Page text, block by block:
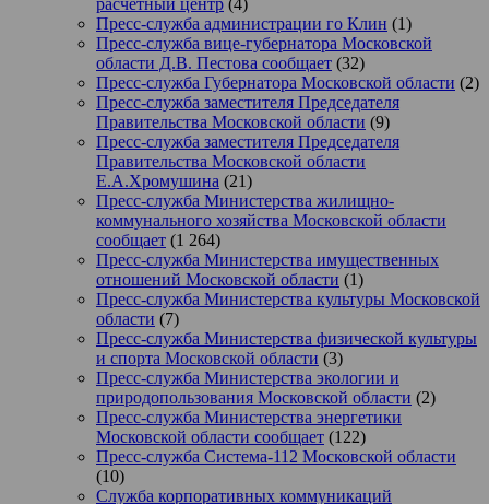
расчетный центр (4)
Пресс-служба администрации го Клин (1)
Пресс-служба вице-губернатора Московской
области Д.В. Пестова сообщает (32)
Пресс-служба Губернатора Московской области (2)
Пресс-служба заместителя Председателя
Правительства Московской области (9)
Пресс-служба заместителя Председателя
Правительства Московской области
Е.А.Хромушина (21)
Пресс-служба Министерства жилищно-
коммунального хозяйства Московской области
сообщает (1 264)
Пресс-служба Министерства имущественных
отношений Московской области (1)
Пресс-служба Министерства культуры Московской
области (7)
Пресс-служба Министерства физической культуры
и спорта Московской области (3)
Пресс-служба Министерства экологии и
природопользования Московской области (2)
Пресс-служба Министерства энергетики
Московской области сообщает (122)
Пресс-служба Система-112 Московской области
(10)
Служба корпоративных коммуникаций